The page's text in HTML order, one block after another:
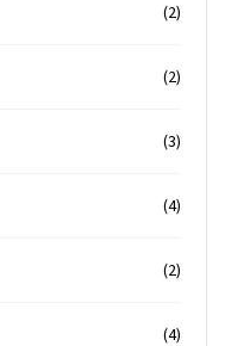
(2)
(2)
(3)
(4)
(2)
(4)